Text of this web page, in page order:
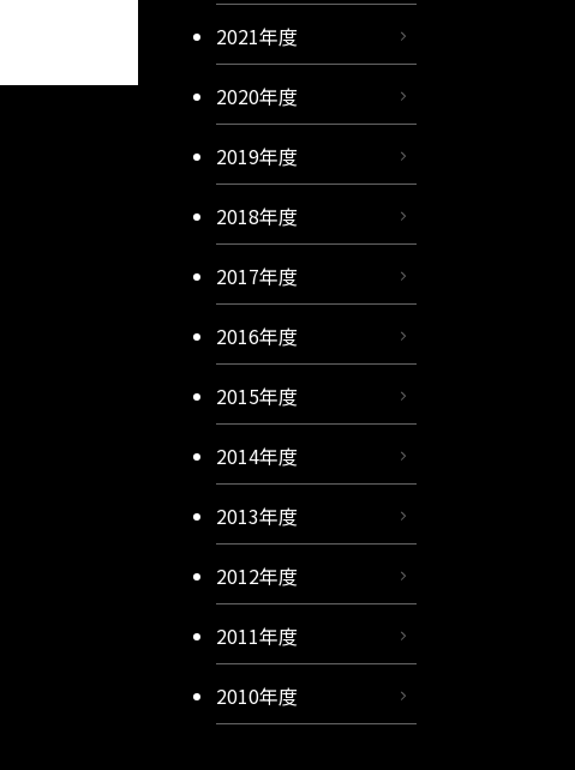
2021年度
2020年度
2019年度
2018年度
2017年度
2016年度
2015年度
2014年度
2013年度
2012年度
2011年度
2010年度